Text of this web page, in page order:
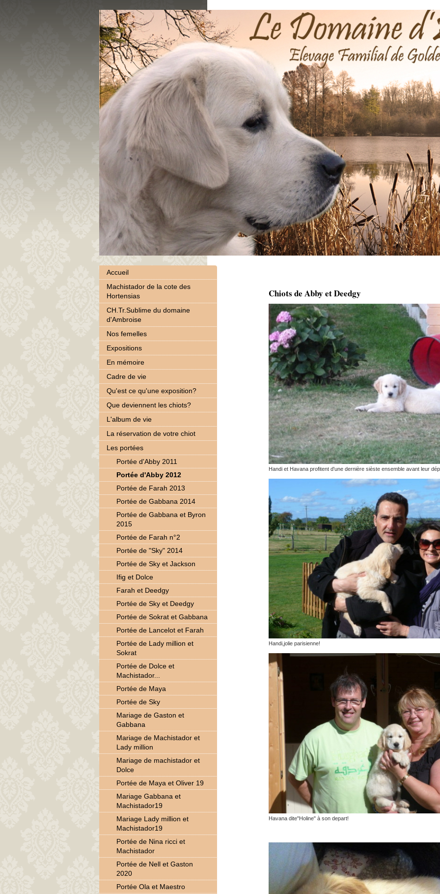
Chiots de Abby et Deedgy
Handi et Havana profitent d'une dernière sièste ensemble avant leur
Handi,jolie parisienne!
Havana dite"Holine" à son depart!
Accueil
Machistador de la cote des
Hortensias
CH.Tr.Sublime du domaine
d'Ambroise
Nos femelles
Expositions
En mémoire
Cadre de vie
Qu'est ce qu'une exposition?
Que deviennent les chiots?
L'album de vie
La réservation de votre chiot
Les portées
Portée d'Abby 2011
Portée d'Abby 2012
Portée de Farah 2013
Portée de Gabbana 2014
Portée de Gabbana et Byron
2015
Portée de Farah n°2
Portée de "Sky" 2014
Portée de Sky et Jackson
Ifig et Dolce
Farah et Deedgy
Portée de Sky et Deedgy
Portée de Sokrat et Gabbana
Portée de Lancelot et Farah
Portée de Lady million et
Sokrat
Portée de Dolce et
Machistador...
Portée de Maya
Portée de Sky
Mariage de Gaston et
Gabbana
Mariage de Machistador et
Lady million
Mariage de machistador et
Dolce
Portée de Maya et Oliver 19
Mariage Gabbana et
Machistador19
Mariage Lady million et
Machistador19
Portée de Nina ricci et
Machistador
Portée de Nell et Gaston
2020
Portée Ola et Maestro